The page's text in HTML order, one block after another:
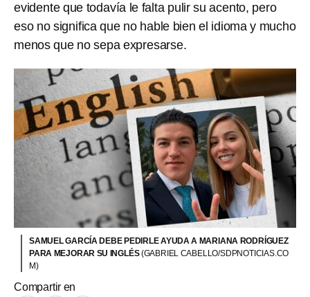
evidente que todavía le falta pulir su acento, pero
eso no significa que no hable bien el idioma y mucho
menos que no sepa expresarse.
SAMUEL GARCÍA DEBE PEDIRLE AYUDA A MARIANA RODRÍGUEZ
PARA MEJORAR SU INGLÉS(GABRIEL CABELLO/SDPNOTICIAS.CO
M)
Compartir en